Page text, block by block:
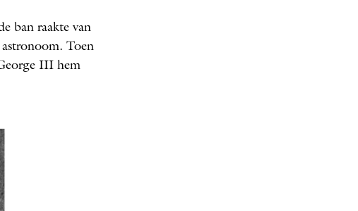
ban raakte van
astronoom. Toen
III hem